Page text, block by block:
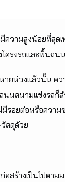
ความสูงน้อยที่สุด
โครงรถและพื้นถน
ยห่วงแล้วนั้น คว
นสนามแข่งรถก็ส
มีรอยต่อหรือความ
วัสดุด้วย
อสร้างเป็นไปตา